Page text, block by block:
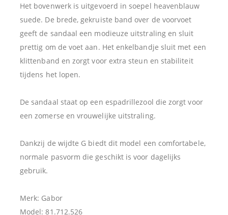
Het bovenwerk is uitgevoerd in soepel heavenblauw
suede. De brede, gekruiste band over de voorvoet
geeft de sandaal een modieuze uitstraling en sluit
prettig om de voet aan. Het enkelbandje sluit met een
klittenband en zorgt voor extra steun en stabiliteit
tijdens het lopen.
De sandaal staat op een espadrillezool die zorgt voor
een zomerse en vrouwelijke uitstraling.
Dankzij de wijdte G biedt dit model een comfortabele,
normale pasvorm die geschikt is voor dagelijks
gebruik.
Merk: Gabor
Model: 81.712.526